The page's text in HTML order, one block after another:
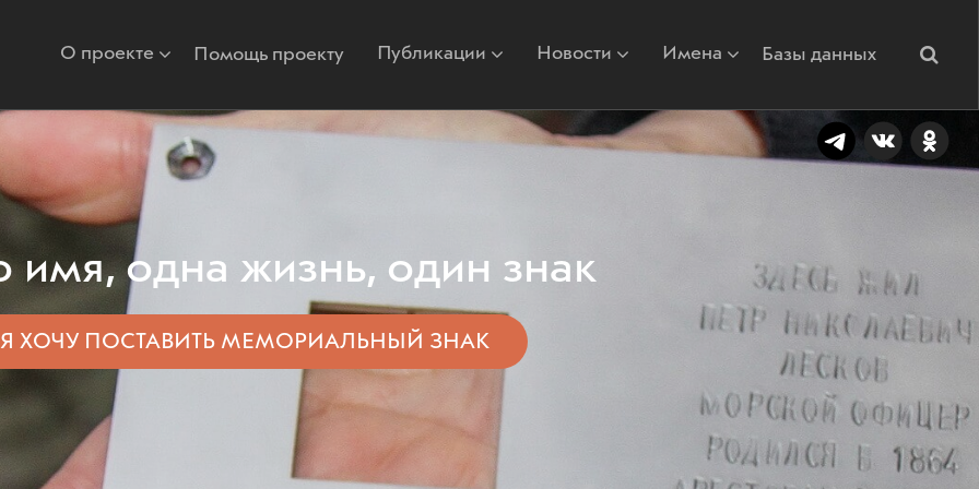
О проекте Помощь проекту Публикации Новости Имена Базы данных
одна жизнь, один знак
Я ХОЧУ ПОСТАВИТЬ МЕМОРИАЛЬНЫЙ ЗНАК